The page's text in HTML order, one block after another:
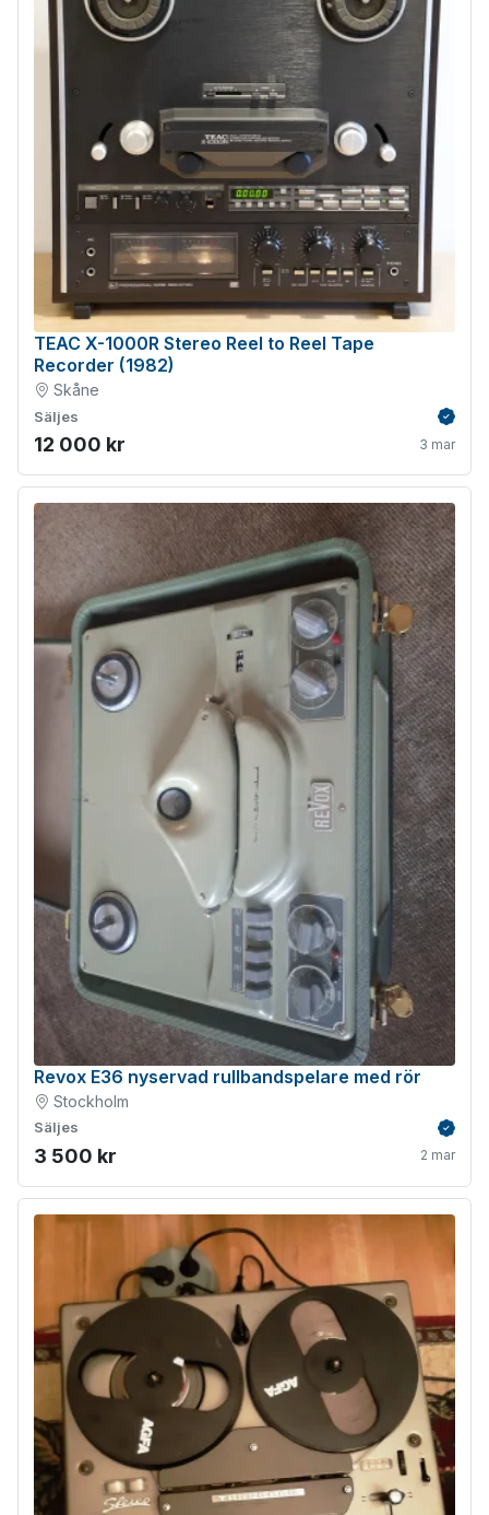
TEAC X-1000R Stereo Reel to Reel Tape
Recorder (1982)
Skåne
Säljes
12 000 kr 3 mar
Revox E36 nyservad rullbandspelare med rör
Stockholm
Säljes
3 500 kr 2 mar